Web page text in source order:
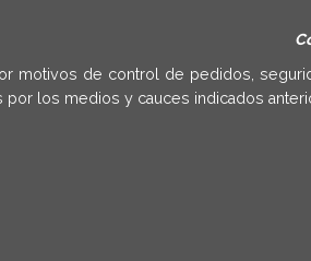
motivos de control de pedidos,
los medios y cauces indicados